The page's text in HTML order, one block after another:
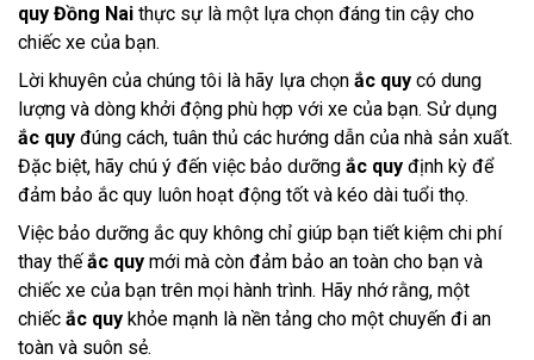
quy Đồng Nai thực sự là một lựa chọn đáng tin cậy cho
chiếc xe của bạn.
Lời khuyên của chúng tôi là hãy lựa chọn ắc quy có dung
lượng và dòng khởi động phù hợp với xe của bạn. Sử dụng
ắc quy đúng cách, tuân thủ các hướng dẫn của nhà sản xuất.
Đặc biệt, hãy chú ý đến việc bảo dưỡng ắc quy định kỳ để
đảm bảo ắc quy luôn hoạt động tốt và kéo dài tuổi thọ.
Việc bảo dưỡng ắc quy không chỉ giúp bạn tiết kiệm chi phí
thay thếắc quy mới mà còn đảm bảo an toàn cho bạn và
chiếc xe của bạn trên mọi hành trình. Hãy nhớ rằng, một
chiếc ắc quy khỏe mạnh là nền tảng cho một chuyến đi an
toàn và suôn sẻ.